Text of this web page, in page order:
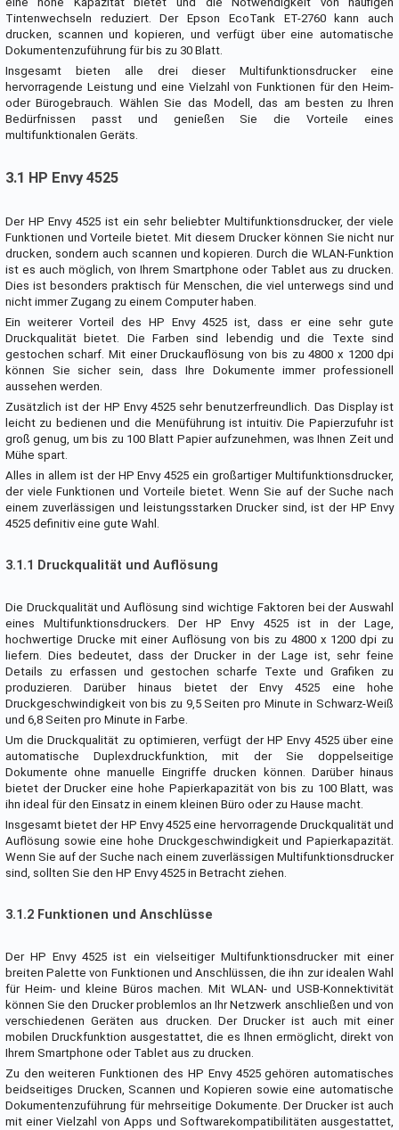
Tintenwechseln reduziert. Der Epson EcoTank ET-2760 kann auch
drucken, scannen und kopieren, und verfügt über eine automatische
Dokumentenzuführung für bis zu 30 Blatt.
Insgesamt bieten alle drei dieser Multifunktionsdrucker eine
hervorragende Leistung und eine Vielzahl von Funktionen für den Heim-
oder Bürogebrauch. Wählen Sie das Modell, das am besten zu Ihren
Bedürfnissen passt und genießen Sie die Vorteile eines
multifunktionalen Geräts.
3.1 HP Envy 4525
Der HP Envy 4525 ist ein sehr beliebter Multifunktionsdrucker, der viele
Funktionen und Vorteile bietet. Mit diesem Drucker können Sie nicht nur
drucken, sondern auch scannen und kopieren. Durch die WLAN-Funktion
ist es auch möglich, von Ihrem Smartphone oder Tablet aus zu drucken.
Dies ist besonders praktisch für Menschen, die viel unterwegs sind und
nicht immer Zugang zu einem Computer haben.
Ein weiterer Vorteil des HP Envy 4525 ist, dass er eine sehr gute
Druckqualität bietet. Die Farben sind lebendig und die Texte sind
gestochen scharf. Mit einer Druckauflösung von bis zu 4800 x 1200 dpi
können Sie sicher sein, dass Ihre Dokumente immer professionell
aussehen werden.
Zusätzlich ist der HP Envy 4525 sehr benutzerfreundlich. Das Display ist
leicht zu bedienen und die Menüführung ist intuitiv. Die Papierzufuhr ist
groß genug, um bis zu 100 Blatt Papier aufzunehmen, was Ihnen Zeit und
Mühe spart.
Alles in allem ist der HP Envy 4525 ein großartiger Multifunktionsdrucker,
der viele Funktionen und Vorteile bietet. Wenn Sie auf der Suche nach
einem zuverlässigen und leistungsstarken Drucker sind, ist der HP Envy
4525 definitiv eine gute Wahl.
3.1.1 Druckqualität und Auflösung
Die Druckqualität und Auflösung sind wichtige Faktoren bei der Auswahl
eines Multifunktionsdruckers. Der HP Envy 4525 ist in der Lage,
hochwertige Drucke mit einer Auflösung von bis zu 4800 x 1200 dpi zu
liefern. Dies bedeutet, dass der Drucker in der Lage ist, sehr feine
Details zu erfassen und gestochen scharfe Texte und Grafiken zu
produzieren. Darüber hinaus bietet der Envy 4525 eine hohe
Druckgeschwindigkeit von bis zu 9,5 Seiten pro Minute in Schwarz-Weiß
und 6,8 Seiten pro Minute in Farbe.
Um die Druckqualität zu optimieren, verfügt der HP Envy 4525 über eine
automatische Duplexdruckfunktion, mit der Sie doppelseitige
Dokumente ohne manuelle Eingriffe drucken können. Darüber hinaus
bietet der Drucker eine hohe Papierkapazität von bis zu 100 Blatt, was
ihn ideal für den Einsatz in einem kleinen Büro oder zu Hause macht.
Insgesamt bietet der HP Envy 4525 eine hervorragende Druckqualität und
Auflösung sowie eine hohe Druckgeschwindigkeit und Papierkapazität.
Wenn Sie auf der Suche nach einem zuverlässigen Multifunktionsdrucker
sind, sollten Sie den HP Envy 4525 in Betracht ziehen.
3.1.2 Funktionen und Anschlüsse
Der HP Envy 4525 ist ein vielseitiger Multifunktionsdrucker mit einer
breiten Palette von Funktionen und Anschlüssen, die ihn zur idealen Wahl
für Heim- und kleine Büros machen. Mit WLAN- und USB-Konnektivität
können Sie den Drucker problemlos an Ihr Netzwerk anschließen und von
verschiedenen Geräten aus drucken. Der Drucker ist auch mit einer
mobilen Druckfunktion ausgestattet, die es Ihnen ermöglicht, direkt von
Ihrem Smartphone oder Tablet aus zu drucken.
Zu den weiteren Funktionen des HP Envy 4525 gehören automatisches
beidseitiges Drucken, Scannen und Kopieren sowie eine automatische
Dokumentenzuführung für mehrseitige Dokumente. Der Drucker ist auch
mit einer Vielzahl von Apps und Softwarekompatibilitäten ausgestattet,